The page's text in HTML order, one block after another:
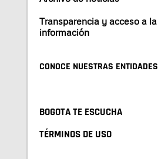
Transparencia y acceso a la
información
CONOCE NUESTRAS ENTIDADES
BOGOTA TE ESCUCHA
TÉRMINOS DE USO